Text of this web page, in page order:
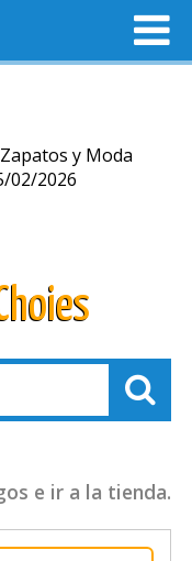
y Moda
02/2026
e ir a la tienda.